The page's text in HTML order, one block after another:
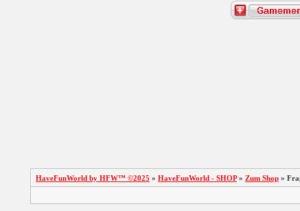
HaveFunWorld by HFW™ ©2025 » HaveFunWorld - SHOP» Zum Shop »